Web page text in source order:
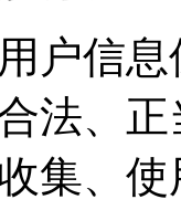
户信
法、
集、